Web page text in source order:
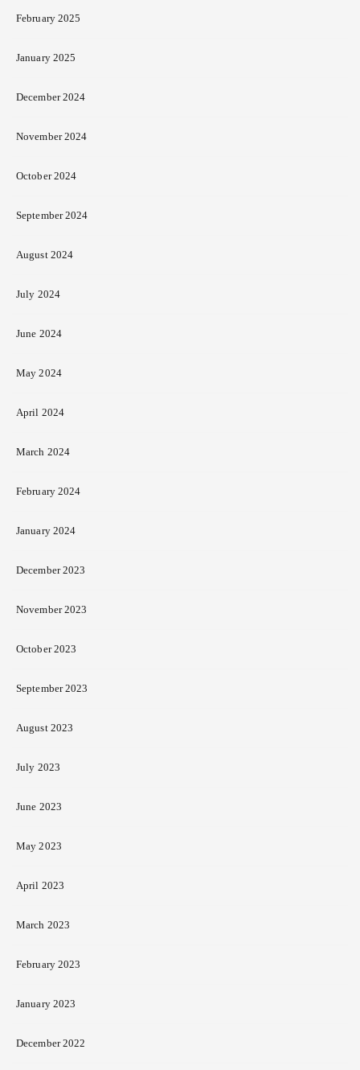
February 2025
January 2025
December 2024
November 2024
October 2024
September 2024
August 2024
July 2024
June 2024
May 2024
April 2024
March 2024
February 2024
January 2024
December 2023
November 2023
October 2023
September 2023
August 2023
July 2023
June 2023
May 2023
April 2023
March 2023
February 2023
January 2023
December 2022